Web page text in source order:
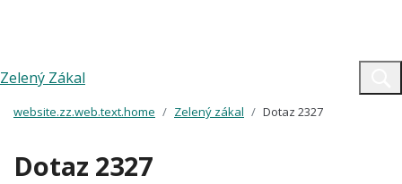
Zelený Zákal
website.zz.web.text.home Zelený zákal Dotaz 2327
Dotaz 2327